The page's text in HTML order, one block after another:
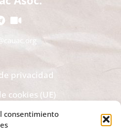
consentimiento
privacidad
cookies (UE)
editoriales y noticias en tu